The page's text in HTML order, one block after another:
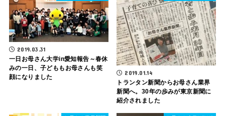
2019.03.31
一日お母さん大学in愛知報告～春休
みの一日、子どももお母さんも笑
顔になりました
2019.01.14
トランタン新聞からお母さん業界
新聞へ。30年の歩みが東京新聞に
紹介されました